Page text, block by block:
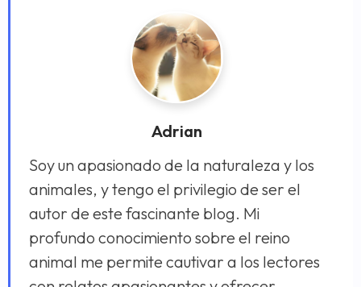
Adrian
Soy un apasionado de la naturaleza y los
animales, y tengo el privilegio de ser el
autor de este fascinante blog. Mi
profundo conocimiento sobre el reino
animal me permite cautivar a los lectores